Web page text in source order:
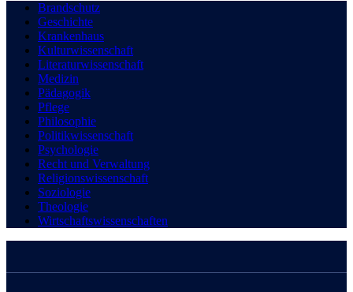
Brandschutz
Geschichte
Krankenhaus
Kulturwissenschaft
Literaturwissenschaft
Medizin
Pädagogik
Pflege
Philosophie
Politikwissenschaft
Psychologie
Recht und Verwaltung
Religionswissenschaft
Soziologie
Theologie
Wirtschaftswissenschaften